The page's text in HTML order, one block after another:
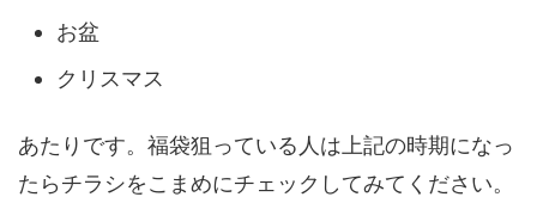
お盆
クリスマス
あたりです。福袋狙っている人は上記の時期になっ
たらチラシをこまめにチェックしてみてください。